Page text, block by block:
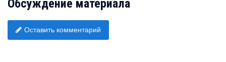
Обсуждение материала
Оставить комментарий